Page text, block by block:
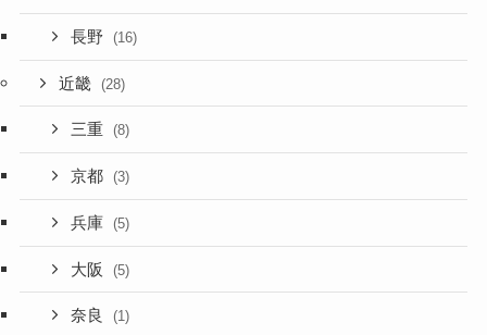
長野 (16)
近畿 (28)
三重 (8)
京都 (3)
兵庫 (5)
大阪 (5)
奈良 (1)